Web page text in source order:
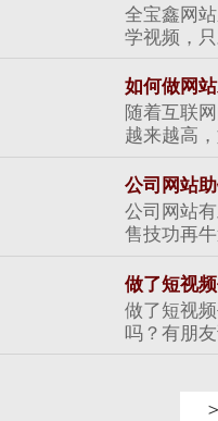
全宝鑫网
学视频，
如何做网
随着互联
越来越高
公司网站
公司网站
售技功再
做了短视
做了短视
吗？有朋